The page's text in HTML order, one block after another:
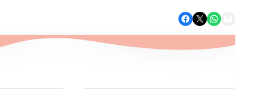
Partager sur Facebook Partager sur X Partager sur WhatsApp